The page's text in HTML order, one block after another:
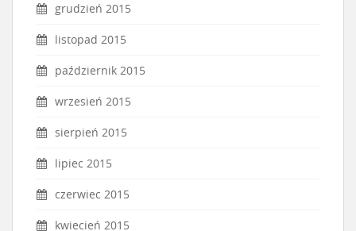
grudzień 2015
listopad 2015
październik 2015
wrzesień 2015
sierpień 2015
lipiec 2015
czerwiec 2015
kwiecień 2015